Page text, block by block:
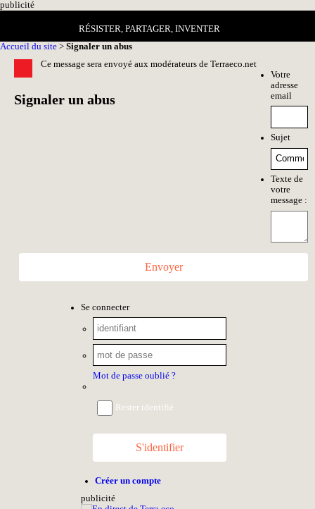
publicité
RÉSISTER, PARTAGER, INVENTER
Accueil du site > Signaler un abus
Ce message sera envoyé aux modérateurs de Terraeco.net
Signaler un abus
Votre
adresse
email
Sujet
Texte de
votre
message :
Envoyer
Se connecter
Mot de passe oublié ?
Rester identifié
S'identifier
Créer un compte
publicité